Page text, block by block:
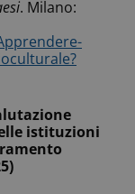
. Milano:
istituzioni